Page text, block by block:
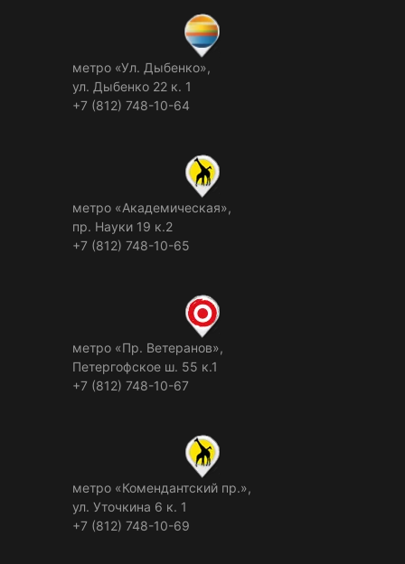
метро «Ул. Дыбенко»,
ул. Дыбенко 22 к. 1
+7 (812) 748-10-64
метро «Академическая»,
пр. Науки 19 к.2
+7 (812) 748-10-65
метро «Пр. Ветеранов»,
Петергофское ш. 55 к.1
+7 (812) 748-10-67
метро «Комендантский пр.»,
ул. Уточкина 6 к. 1
+7 (812) 748-10-69